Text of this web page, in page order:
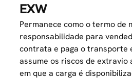
EXW
Permanece como o termo de
responsabilidade para
contrata e paga o transporte
assume os riscos de
em que a carga é